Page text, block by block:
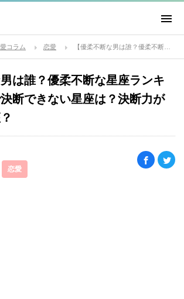
コラム 恋愛
男は誰？優柔不断な星座ランキ
断できない星座は？決断力が
恋愛